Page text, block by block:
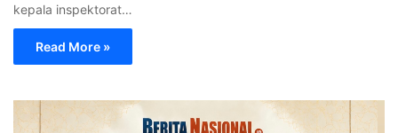
kepala inspektorat…
Read More »